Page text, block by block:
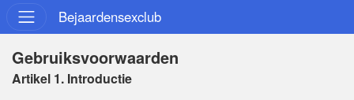
Bejaardensexclub
Gebruiksvoorwaarden
Artikel 1. Introductie